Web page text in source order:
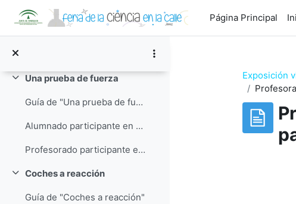
Página Principal
Colapsar
Una prueba de fuerza
Guía de "Una prueba de fuerza"
Alumnado participante en "Una prueba de fuerza"
Profesorado participante en "Una prueba de fuerza"
Colapsar
Coches a reacción
Guía de "Coches a reacción"
Exposición